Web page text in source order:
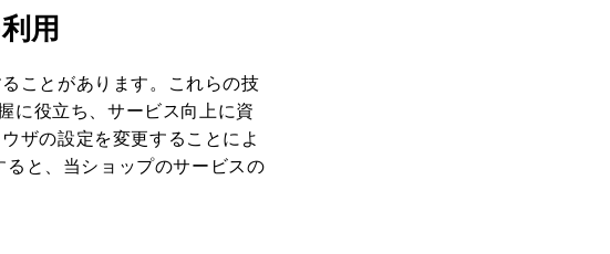
用
ことがあります。これらの技
に役立ち、サービス向上に資
ザの設定を変更することによ
と、当ショップのサービスの